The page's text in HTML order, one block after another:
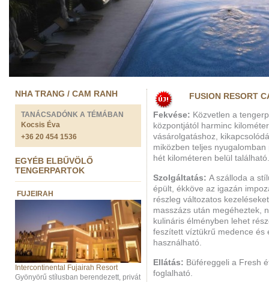
NHA TRANG / CAM RANH
TANÁCSADÓNK A TÉMÁBAN
Kocsis Éva
+36 20 454 1536
EGYÉB ELBŰVÖLŐ
TENGERPARTOK
FUJEIRAH
Intercontinental Fujairah Resort
Gyönyörű stílusban berendezett, privát
FUSION RESORT
Fekvése: Közvetlen a
központjától harminc
vásárolgatáshoz,
miközben teljes
hét kilométeren belül található.
Szolgáltatás: A szálloda a
épült, ékköve az igazán
részleg változatos
masszázs után megéheztek,
kulináris élményben lehet
feszített víztükrű medence és
használható.
Ellátás: Büféreggeli a Fresh
foglalható.